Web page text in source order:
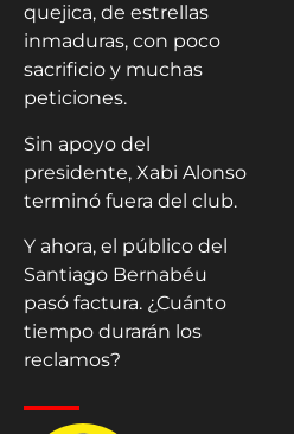
quejica, de estrellas
inmaduras, con poco
sacrificio y muchas
peticiones.
Sin apoyo del
presidente, Xabi Alonso
terminó fuera del club.
Y ahora, el público del
Santiago Bernabéu
pasó factura. ¿Cuánto
tiempo durarán los
reclamos?